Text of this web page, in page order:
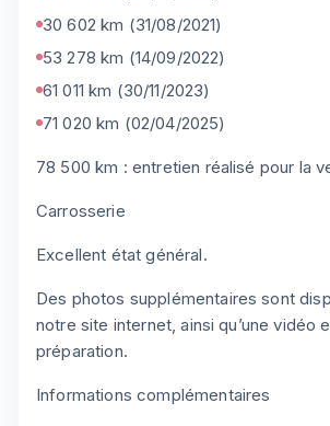
30 602 km (31/08/2021)
53 278 km (14/09/2022)
61 011 km (30/11/2023)
71 020 km (02/04/2025)
78 500 km : entretien réalisé pour la
Carrosserie
Excellent état général.
Des photos supplémentaires sont
notre site internet, ainsi qu’une vidéo
préparation.
Informations complémentaires